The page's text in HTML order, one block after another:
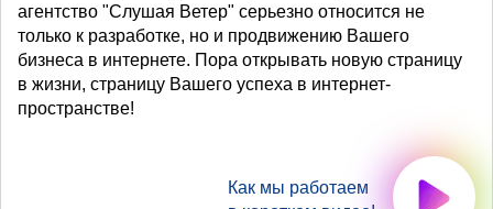
агентство "Слушая Ветер" серьезно относится не
только к разработке, но и продвижению Вашего
бизнеса в интернете. Пора открывать новую страницу
в жизни, страницу Вашего успеха в интернет-
пространстве!
Как мы работаем